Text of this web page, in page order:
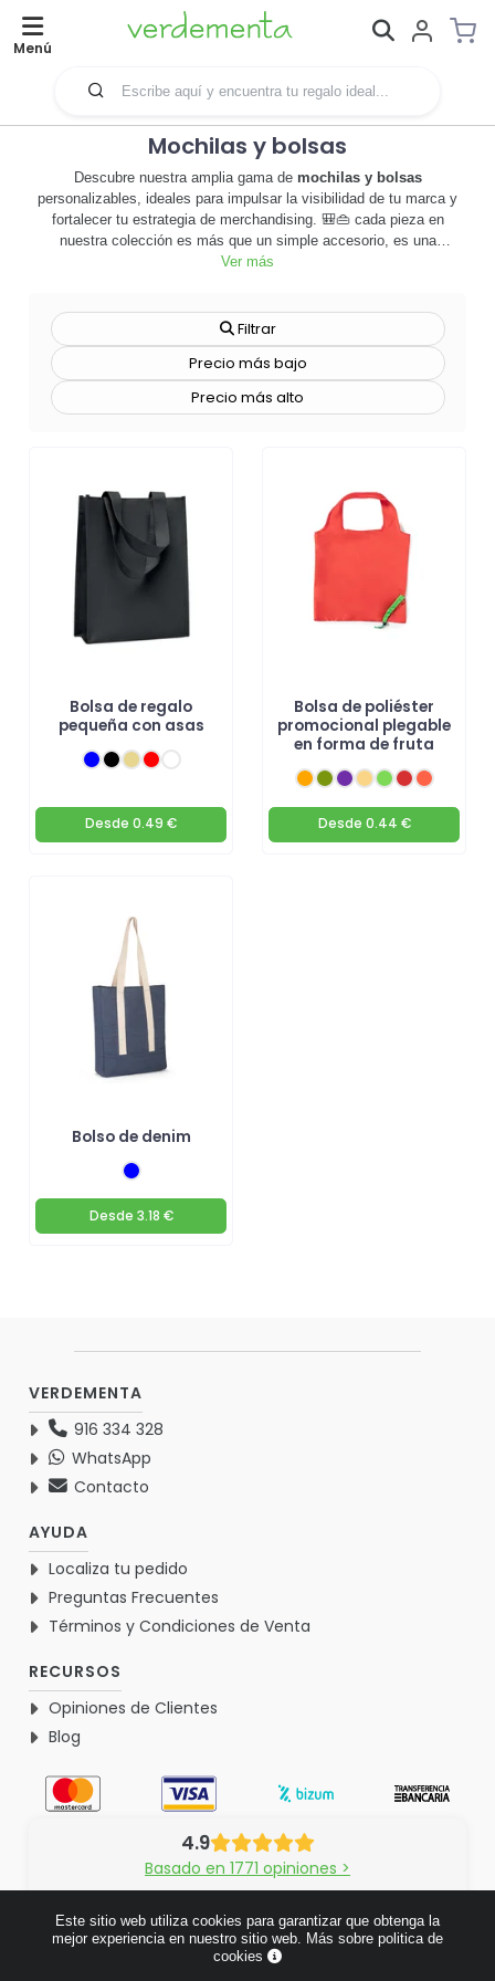
Menú
Mochilas y bolsas
Descubre nuestra amplia gama de mochilas y bolsas
personalizables, ideales para impulsar la visibilidad de tu marca y
fortalecer tu estrategia de merchandising. 🎒👜 cada pieza en
nuestra colección es más que un simple accesorio, es una
herramienta de marketing potente que puede llevar tu marca a
necesidad. ya sea para eventos corporativos, regalos
promocionales o para el uso diario, estas mochilas y bolsas son
perfectas para mantener tus pertenencias seguras mientras
muestras con orgullo tu marca. además, ofrecemos una variedad de
técnicas de personalización para que puedas plasmar tu logo o
comienza a destacar! 🚀
Ver más
Filtrar
Precio más bajo
Precio más alto
Bolsa de regalo
pequeña con asas
Desde 0.49 €
Bolsa de poliéster
promocional plegable
en forma de fruta
Desde 0.44 €
Bolso de denim
Desde 3.18 €
VERDEMENTA
916 334 328
WhatsApp
Contacto
AYUDA
Localiza tu pedido
Preguntas Frecuentes
Términos y Condiciones de Venta
RECURSOS
Opiniones de Clientes
Blog
4.9
Basado en 1771 opiniones >
Este sitio web utiliza cookies para garantizar que obtenga la
mejor experiencia en nuestro sitio web. Más sobre politica de
cookies